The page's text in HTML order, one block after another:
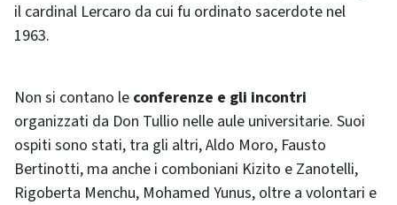
il cardinal Lercaro da cui fu ordinato sacerdote nel
1963.
Non si contano le conferenze e gli incontri
organizzati da Don Tullio nelle aule universitarie. Suoi
ospiti sono stati, tra gli altri, Aldo Moro, Fausto
Bertinotti, ma anche i comboniani Kizito e Zanotelli,
Rigoberta Menchu, Mohamed Yunus, oltre a volontari e